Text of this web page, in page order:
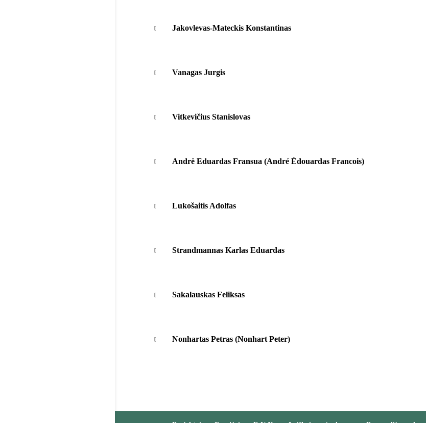
Jakovlevas-Mateckis Konstantinas
Vanagas Jurgis
Vitkevičius Stanislovas
Andrė Eduardas Fransua (André Édouardas Francois)
Lukošaitis Adolfas
Strandmannas Karlas Eduardas
Sakalauskas Feliksas
Nonhartas Petras (Nonhart Peter)